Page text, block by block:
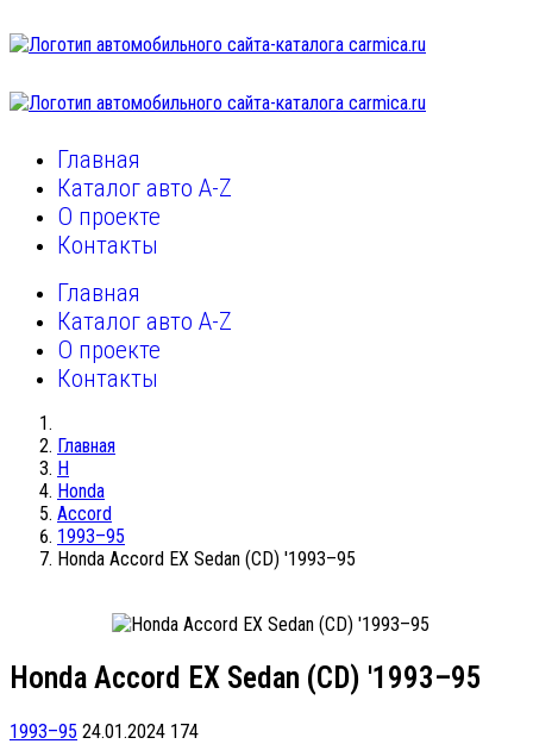
Главная
Каталог авто A-Z
О проекте
Контакты
Главная
Каталог авто A-Z
О проекте
Контакты
Главная
H
Honda
Accord
1993–95
Honda Accord EX Sedan (CD) '1993–95
Honda Accord EX Sedan (CD) '1993–95
1993–95 24.01.2024 174